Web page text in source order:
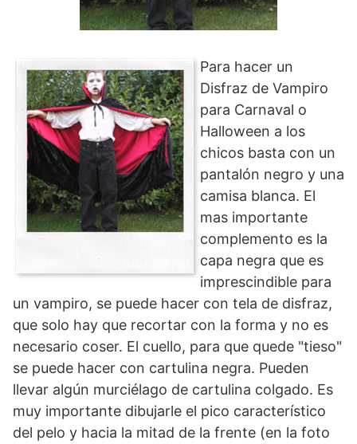
Para hacer un
Disfraz de Vampiro
para Carnaval o
Halloween a los
chicos basta con un
pantalón negro y una
camisa blanca. El
mas importante
complemento es la
capa negra que es
imprescindible para
un vampiro, se puede hacer con tela de disfraz,
que solo hay que recortar con la forma y no es
necesario coser. El cuello, para que quede "tieso"
se puede hacer con cartulina negra. Pueden
llevar algún murciélago de cartulina colgado. Es
muy importante dibujarle el pico característico
del pelo y hacia la mitad de la frente (en la foto